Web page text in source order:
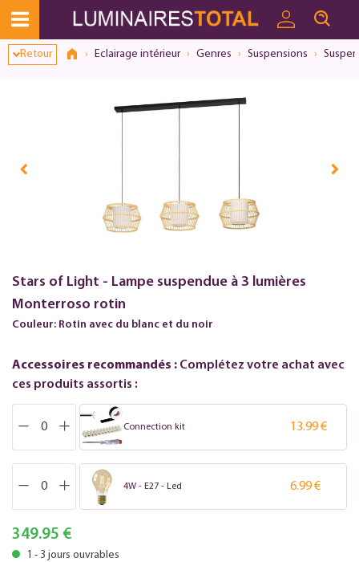
Retour Eclairage intérieur Genres Suspensions
Stars of Light - Lampe suspendue à 3 lumières
Monterroso rotin
Couleur: Rotin avec du blanc et du noir
Accessoires recommandés : Complétez votre achat avec
ces produits assortis :
Connection kit 13.99 €
4W - E27 - Led 6.99 €
349.95 €
1 - 3 jours ouvrables